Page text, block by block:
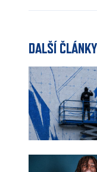
DALŠÍ ČLÁNKY